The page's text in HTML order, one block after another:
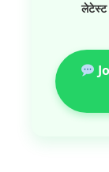
लेटेस्ट